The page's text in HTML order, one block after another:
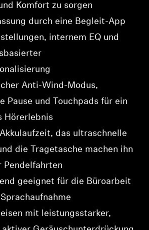
Komfort zu sorgen
durch eine Begleit-App
internem EQ und
Anti-Wind-Modus,
Pause und Touchpads für ein
Hörerlebnis
das ultraschnelle
die Tragetasche machen ihn
Pendelfahrten
geeignet für die Büroarbeit
mit leistungsstarker,